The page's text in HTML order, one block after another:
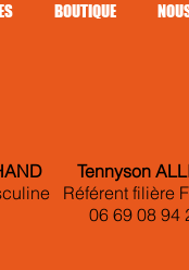
BOUTIQUE
Tennyson
Référent filière
84 06 69 08 94